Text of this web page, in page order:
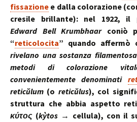
fissazione e dalla colorazione
cresile brillante): nel 1922, il
Edward Bell Krumbhaarconiò
“reticolocita” quando affermò
rivelano una sostanza
metodi di colorazione
convenientemente denominati
reticŭlum (o reticŭlus), col
struttura che abbia aspetto
κύτος (kỳtos → cellula), con il